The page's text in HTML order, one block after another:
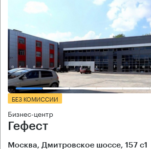
БЕЗ КОМИССИИ
Бизнес-центр
Гефест
Москва, Дмитровское шоссе, 157 с1